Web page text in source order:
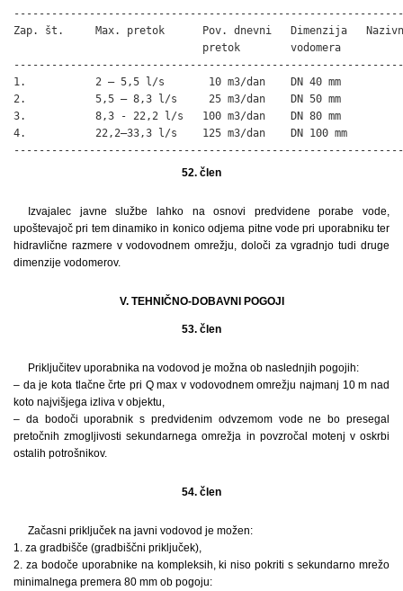
Zap. št.     Max. pretok      Pov. dnevni   Dimenzija
pretok        vodomera
1.           2 – 5,5 l/s       10 m3/dan    DN 40 mm
2.           5,5 – 8,3 l/s     25 m3/dan    DN 50 mm
3.           8,3 - 22,2 l/s   100 m3/dan    DN 80 mm
4.           22,2–33,3 l/s    125 m3/dan    DN 100 mm
52. člen
Izvajalec javne službe lahko na osnovi predvidene porabe vode,
upoštevajoč pri tem dinamiko in konico odjema pitne vode pri uporabniku ter
hidravlične razmere v vodovodnem omrežju, določi za vgradnjo tudi druge
dimenzije vodomerov.
V. TEHNIČNO-DOBAVNI POGOJI
53. člen
Priključitev uporabnika na vodovod je možna ob naslednjih pogojih:
– da je kota tlačne črte pri Q max v vodovodnem omrežju najmanj 10 m nad
koto najvišjega izliva v objektu,
– da bodoči uporabnik s predvidenim odvzemom vode ne bo presegal
pretočnih zmogljivosti sekundarnega omrežja in povzročal motenj v oskrbi
ostalih potrošnikov.
54. člen
Začasni priključek na javni vodovod je možen:
1. za gradbišče (gradbiščni priključek),
2. za bodoče uporabnike na kompleksih, ki niso pokriti s sekundarno mrežo
minimalnega premera 80 mm ob pogoju: